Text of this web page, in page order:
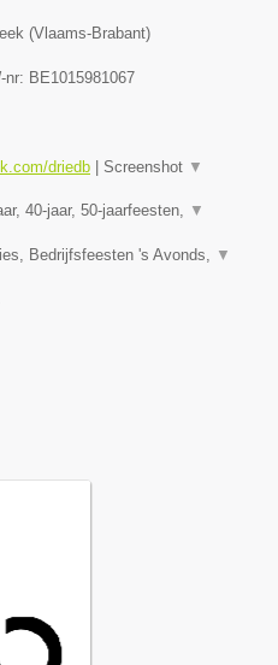
(Vlaams-Brabant)
nr: BE1015981067
driedb Screenshot ▼
40-jaar, 50-jaarfeesten, ▼
Bedrijfsfeesten 's Avonds, ▼